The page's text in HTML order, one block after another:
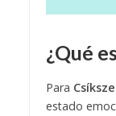
¿Qué
Para
estado